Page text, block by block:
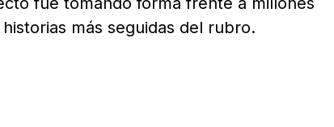
más seguidas del rubro.